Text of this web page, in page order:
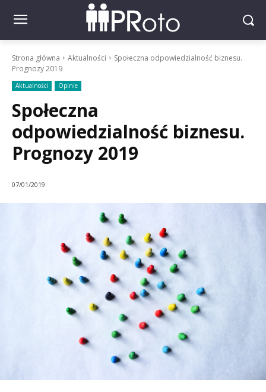
Strona główna Aktualności
Społeczna odpowiedzialność biznesu.
Prognozy 2019
Aktualności Opinie
Społeczna
odpowiedzialność biznesu.
Prognozy 2019
07/01/2019